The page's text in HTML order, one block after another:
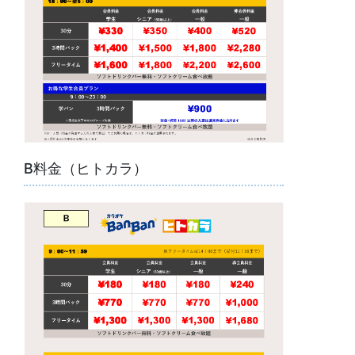
B料金（ヒトカラ）